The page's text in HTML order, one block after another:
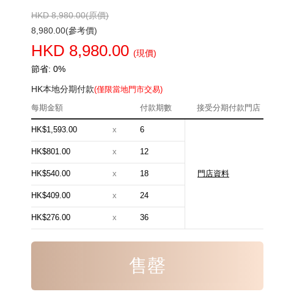
HKD 8,980.00(原價)
8,980.00(參考價)
HKD 8,980.00 (現價)
節省: 0%
HK本地分期付款(僅限當地門市交易)
每期金額
付款期數 接受分期付款門店
HK$1,593.00 x 6
門店資料
HK$801.00 x 12
HK$540.00 x 18
HK$409.00 x 24
HK$276.00 x 36
售罄
全新 Chanel 香奈兒 銀包 Ap4020
6,280.00